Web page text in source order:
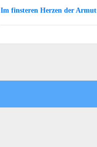
Im finsteren Herzen der Armut